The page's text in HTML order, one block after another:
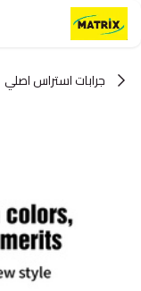
تخطي للذهاب إلى المحتوى
جرابات استراس اصلي